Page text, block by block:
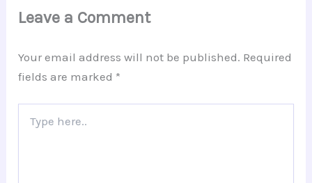
Leave a Comment
Your email address will not be published. Required
fields are marked *
here..